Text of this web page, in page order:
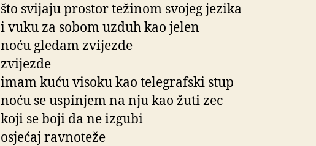
što svijaju prostor težinom svojeg jezika
i vuku za sobom uzduh kao jelen
noću gledam zvijezde
zvijezde
imam kuću visoku kao telegrafski stup
noću se uspinjem na nju kao žuti zec
koji se boji da ne izgubi
osjećaj ravnoteže